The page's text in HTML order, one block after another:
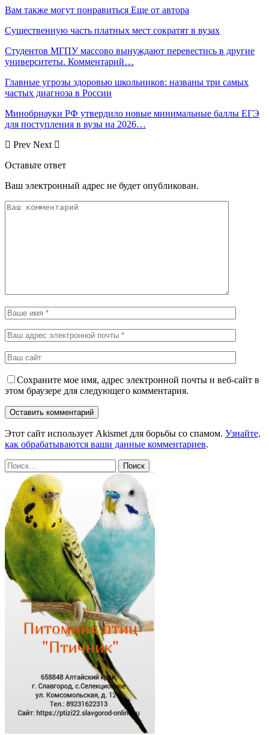
Вам также могут понравиться Еще от автора
Существенную часть платных мест сократят в вузах
Студентов МГПУ массово вынуждают перевестись в другие
университеты. Комментарий…
Главные угрозы здоровью школьников: названы три самых
частых диагноза в России
Минобрнауки РФ утвердило новые минимальные баллы ЕГЭ
для поступления в вузы на 2026…
Prev Next
Оставьте ответ
Ваш электронный адрес не будет опубликован.
Сохраните мое имя, адрес электронной почты и веб-сайт в
этом браузере для следующего комментария.
Этот сайт использует Akismet для борьбы со спамом. Узнайте,
как обрабатываются ваши данные комментариев.